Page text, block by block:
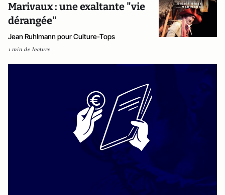
Marivaux : une exaltante "vie
dérangée"
Jean Ruhlmann pour Culture-Tops
1 min de lecture